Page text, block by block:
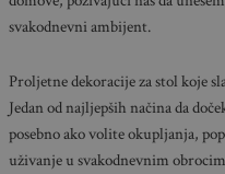
svakodnevni ambijent.
Proljetne dekoracije za stol koje
Jedan od najljepših načina da
posebno ako volite okupljanja,
uživanje u svakodnevnim